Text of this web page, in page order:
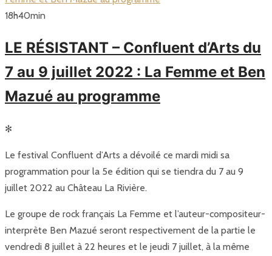
18h40min
LE RÉSISTANT – Confluent d’Arts du
7 au 9 juillet 2022 : La Femme et Ben
Mazué au programme
✻
Le festival Confluent d’Arts a dévoilé ce mardi midi sa
programmation pour la 5e édition qui se tiendra du 7 au 9
juillet 2022 au Château La Rivière.
Le groupe de rock français La Femme et l’auteur-compositeur-
interprète Ben Mazué seront respectivement de la partie le
vendredi 8 juillet à 22 heures et le jeudi 7 juillet, à la même